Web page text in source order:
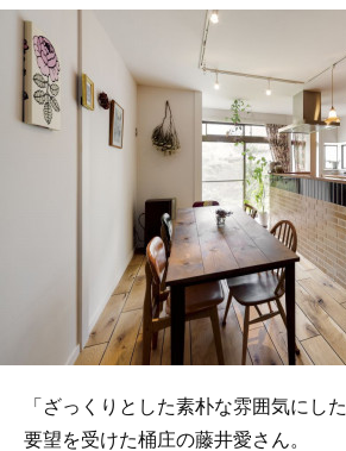
「ざっくりとした素朴な雰囲気にし
要望を受けた桶庄の藤井愛さん。